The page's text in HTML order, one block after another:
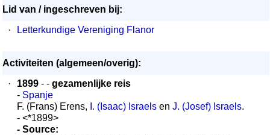
Lid van / ingeschreven bij:
·
Letterkundige Vereniging Flanor
Activiteiten (algemeen/overig):
·
1899 - - gezamenlijke reis
- Spanje
F. (Frans) Erens, I. (Isaac) Israels en J. (Josef) Israels.
- <*1899>
- Source: